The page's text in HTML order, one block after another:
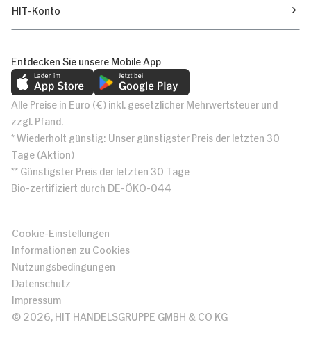
HIT-Konto
Entdecken Sie unsere Mobile App
Alle Preise in Euro (€) inkl. gesetzlicher Mehrwertsteuer und
zzgl. Pfand.
* Wiederholt günstig: Unser günstigster Preis der letzten 30
Tage (Aktion)
** Günstigster Preis der letzten 30 Tage
Bio-zertifiziert durch DE-ÖKO-044
Cookie-Einstellungen
Informationen zu Cookies
Nutzungsbedingungen
Datenschutz
Impressum
© 2026, HIT HANDELSGRUPPE GMBH & CO KG